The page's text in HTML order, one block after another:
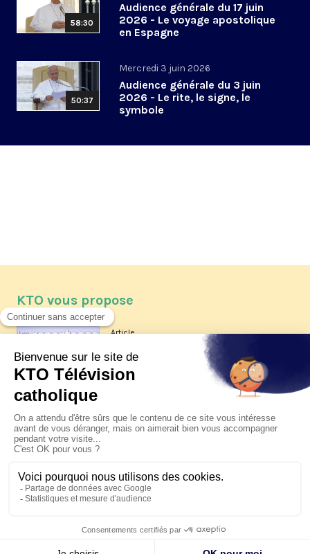
58:30
Audience générale du 17 juin
2026 - Le voyage apostolique
en Espagne
50:37
Mercredi 3 juin 2026
Audience générale du 3 juin
2026 - Le rite, le signe, le
symbole
KTO vous propose
Article
Les reportages d'été 2026 de KTO
La visite pastorale du pape Léon
XIV à Assise à suivre sur KTO le
jeudi 6 août
Le pape en Uruguay, Argentine et
Pérou du 6 au 17 novembre 2026